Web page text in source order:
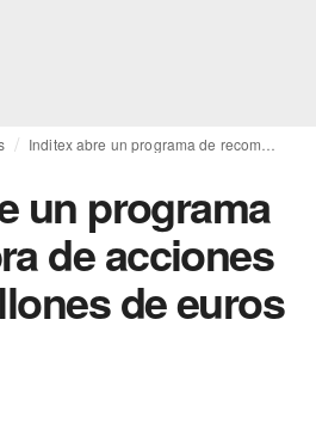
un programa
de acciones
de euros